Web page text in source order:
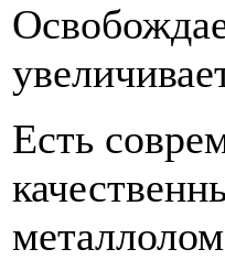
Есть